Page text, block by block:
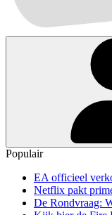
Populair
EA officieel
Netflix pakt
De Rondvraag: